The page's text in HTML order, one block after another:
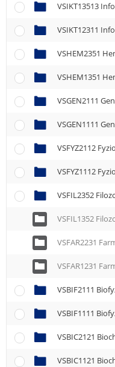
VSHEM2351
VSHEM1351
VSGEN2111
VSGEN1111
VSFYZ2112
VSFYZ1112
VSFIL2352
VSFIL1352
VSFAR2231
VSFAR1231
VSBIF2111
VSBIF1111
VSBIC2121
VSBIC1121